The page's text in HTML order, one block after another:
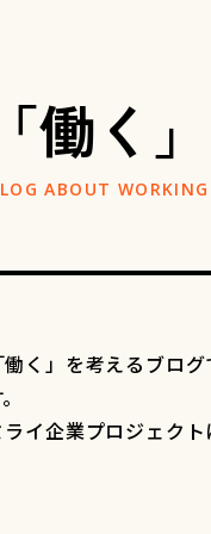
「働く
働く」を考えるブロ
ライ企業プロジェク